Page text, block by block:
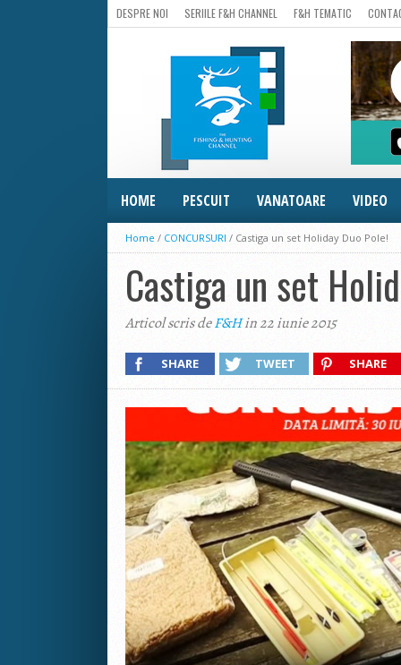
DESPRE NOI SERIILE F&H CHANNEL F&H TEMATIC
HOME PESCUIT VANATOARE VIDEO
Home / CONCURSURI / Castiga un set Holiday Duo Pole!
Castiga un set
Articol scris deF&Hin 22 iunie 2015
SHARE TWEET SHARE